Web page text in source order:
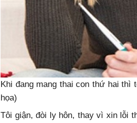
Khi đang mang thai con thứ hai thì
họa)
Tôi giận, đòi ly hôn, thay vì xin lỗi